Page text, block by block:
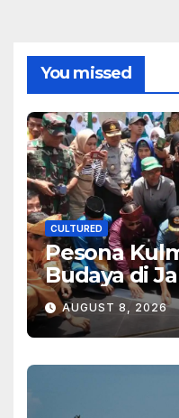
You missed
CULTURED
Pesona
Budaya di
Kalimantan
AUGUST 8, 2026